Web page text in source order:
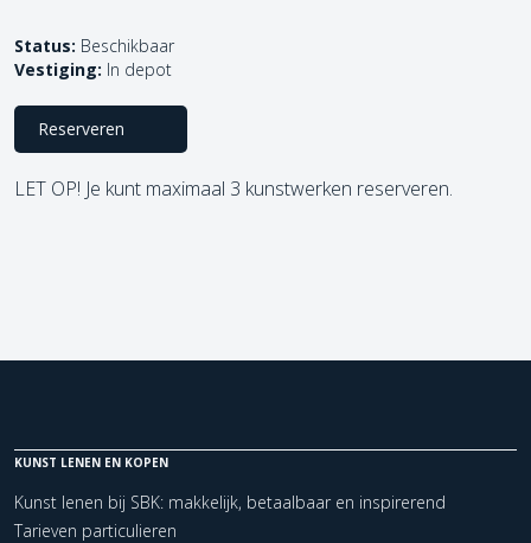
Status: Beschikbaar
Vestiging: In depot
Reserveren
LET OP! Je kunt maximaal 3 kunstwerken reserveren.
KUNST LENEN EN KOPEN
Kunst lenen bij SBK: makkelijk, betaalbaar en inspirerend
Tarieven particulieren